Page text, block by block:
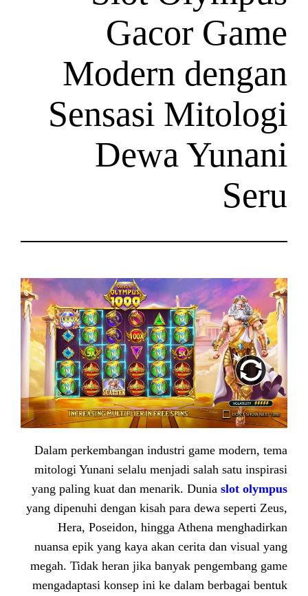
Gacor
Modern
Sensasi
Dewa
Dalam perkembangan industri
mitologi Yunani selalu menjadi
yang paling kuat dan menarik.
yang dipenuhi dengan kisah para
Hera, Poseidon, hingga
nuansa epik yang kaya akan
megah. Tidak heran jika banyak
mengadaptasi konsep ini ke